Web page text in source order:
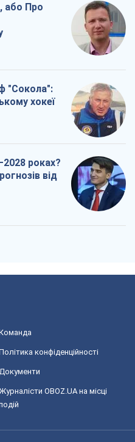
або Про
"Сокола":
хокеї
роках?
від
конфіденційності
Документи
Журналісти OBOZ.UA на місці